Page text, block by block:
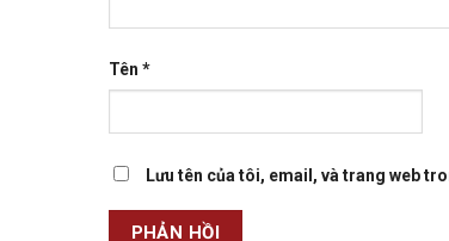
Tên *
Lưu tên của tôi, email, và trang web